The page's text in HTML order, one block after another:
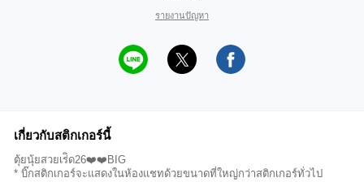
รายงานปัญหา
เกี่ยวกับสติกเกอร์นี้
ตุ้ยนุ้ยสวยเร่ิด26❤️❤️BIG
* บิ๊กสติกเกอร์จะแสดงในห้องแชทด้วยขนาดที่ใหญ่กว่าสติกเกอร์ทั่วไป